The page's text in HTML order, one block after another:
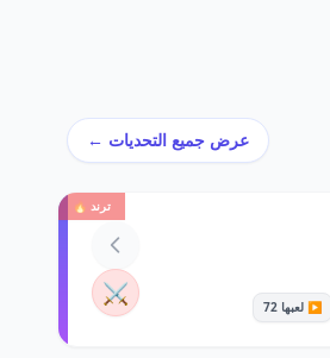
عرض جميع التحديات ←
ترند 🔥
▶️ لعبها 72 ⚔️